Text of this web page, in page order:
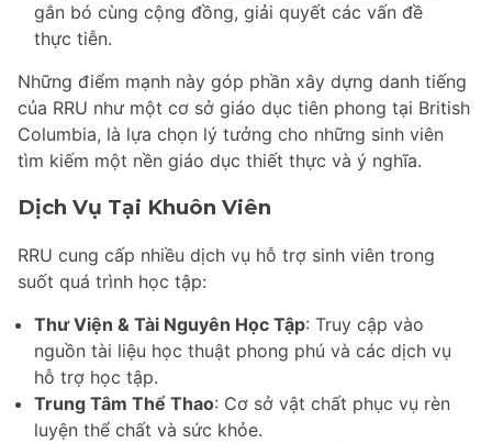
gắn bó cùng cộng đồng, giải quyết các vấn đề
thực tiễn.
Những điểm mạnh này góp phần xây dựng danh tiếng
của RRU như một cơ sở giáo dục tiên phong tại British
Columbia, là lựa chọn lý tưởng cho những sinh viên
tìm kiếm một nền giáo dục thiết thực và ý nghĩa.
Dịch Vụ Tại Khuôn Viên
RRU cung cấp nhiều dịch vụ hỗ trợ sinh viên trong
suốt quá trình học tập:
Thư Viện & Tài Nguyên Học Tập: Truy cập vào
nguồn tài liệu học thuật phong phú và các dịch vụ
hỗ trợ học tập.
Trung Tâm Thể Thao: Cơ sở vật chất phục vụ rèn
luyện thể chất và sức khỏe.